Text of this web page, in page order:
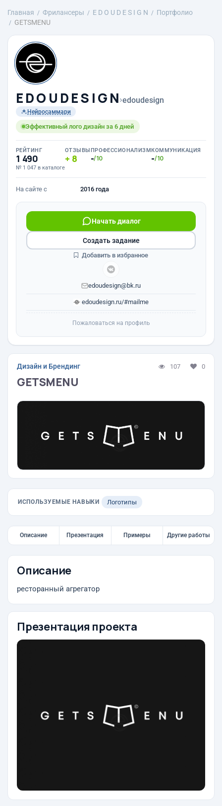
Главная Фрилансеры E D O U D E S I G N
Портфолио
GETSMENU
E D O U D E S I G N›edoudesign
Нейросаммари
Эффективный лого дизайн за 6 дней
РЕЙТИНГ
1 490
№ 1 047 в каталоге
ОТЗЫВЫ
8
ПРОФЕССИОНАЛИЗМ
-/10
КОММУНИКАЦИЯ
-/10
На сайте с 2016 года
Начать диалог
edoudesign@bk.ru
edoudesign.ru/#mailme
Создать задание
Добавить в избранное
Пожаловаться на профиль
Дизайн и Брендинг 107 0
GETSMENU
ИСПОЛЬЗУЕМЫЕ НАВЫКИ Логотипы
Описание Презентация Примеры Другие работы
Описание
ресторанный агрегатор
Презентация проекта